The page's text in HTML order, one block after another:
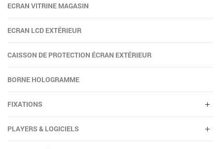
ECRAN VITRINE MAGASIN
ECRAN LCD EXTÉRIEUR
CAISSON DE PROTECTION ÉCRAN EXTÉRIEUR
BORNE HOLOGRAMME
FIXATIONS
PLAYERS & LOGICIELS